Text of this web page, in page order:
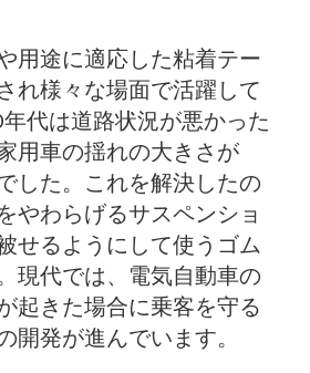
用途に適応した粘着テー
れ様々な場面で活躍して
代は道路状況が悪かった
用車の揺れの大きさが
した。これを解決したの
やわらげるサスペンショ
せるようにして使うゴム
現代では、電気自動車の
起きた場合に乗客を守る
開発が進んでいます。